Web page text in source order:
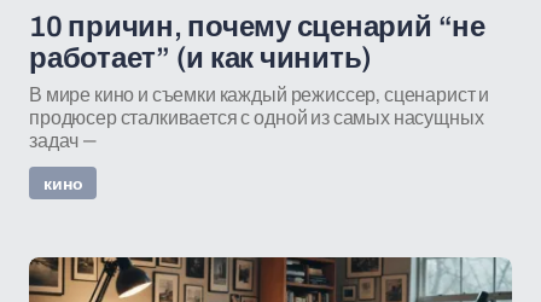
10 причин, почему сценарий “не
работает” (и как чинить)
В мире кино и съемки каждый режиссер, сценарист и
продюсер сталкивается с одной из самых насущных
задач —
кино